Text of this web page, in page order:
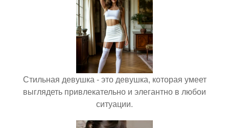
Стильная девушка - это девушка, которая умеет
выглядеть привлекательно и элегантно в любои
ситуации.